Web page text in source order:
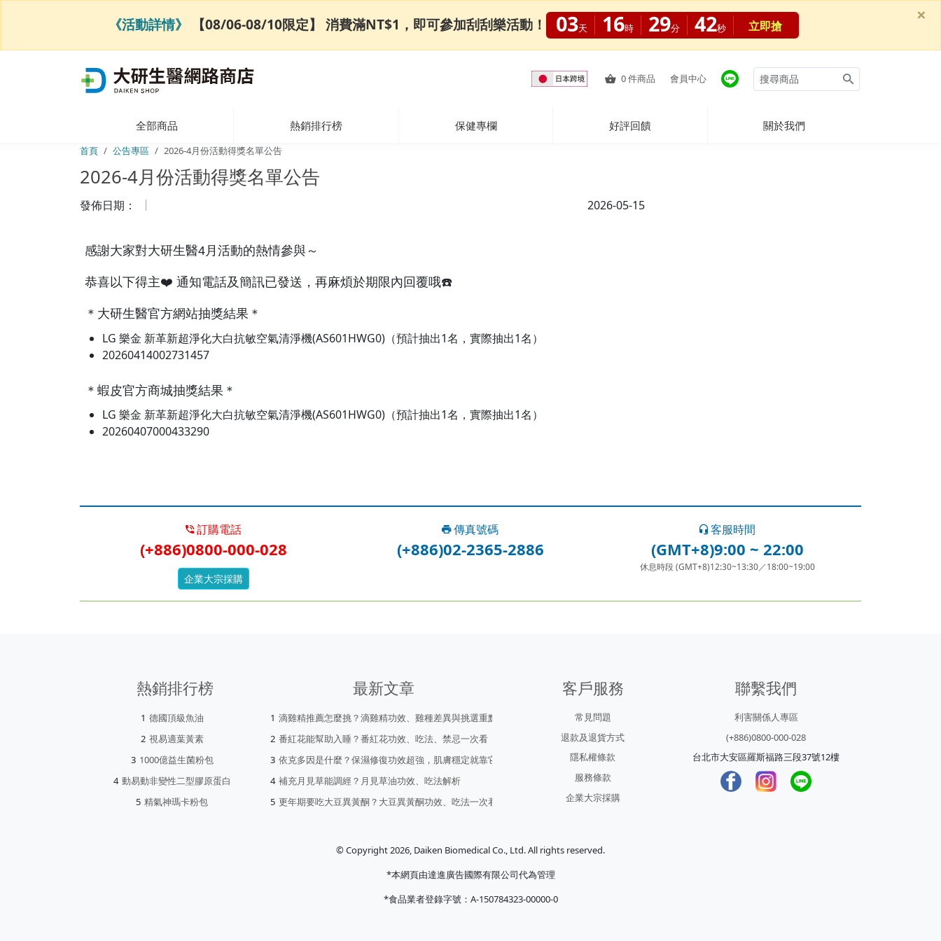
0件商品 會員中心
全部商品 熱銷排行榜 保健專欄 好評回饋 關於我們
首頁 公告專區 2026-4月份活動得獎名單公告
2026-4月份活動得獎名單公告
發佈日期： 2026-05-15
感謝大家對大研生醫4月活動的熱情參與～
恭喜以下得主❤️ 通知電話及簡訊已發送，再麻煩於期限內回覆哦☎️
＊大研生醫官方網站抽獎結果＊
LG 樂金 新革新超淨化大白抗敏空氣清淨機(AS601HWG0)（預計抽出1名，實際抽出1名）
20260414002731457
＊蝦皮官方商城抽獎結果＊
LG 樂金 新革新超淨化大白抗敏空氣清淨機(AS601HWG0)（預計抽出1名，實際抽出1名）
20260407000433290
訂購電話
(+886)0800-000-028
企業大宗採購
傳真號碼
(+886)02-2365-2886
客服時間
(GMT+8)9:00 ~ 22:00
休息時段 (GMT+8)12:30~13:30／18:00~19:00
熱銷排行榜
德國頂級魚油
視易適葉黃素
1000億益生菌粉包
動易動非變性二型膠原蛋白
精氣神瑪卡粉包
最新文章
滴雞精推薦怎麼挑？滴雞精功效、雞種差異與挑選重點
番紅花能幫助入睡？番紅花功效、吃法、禁忌一次看
依克多因是什麼？保濕修復功效超強，肌膚穩定就靠它！
補充月見草能調經？月見草油功效、吃法解析
更年期要吃大豆異黃酮？大豆異黃酮功效、吃法一次看
客戶服務
常見問題
退款及退貨方式
隱私權條款
服務條款
企業大宗採購
聯繫我們
利害關係人專區
(+886)0800-000-028
台北市大安區羅斯福路三段37號12樓
© Copyright 2026, Daiken Biomedical Co., Ltd. All rights reserved.
*本網頁由達進廣告國際有限公司代為管理
*食品業者登錄字號：A-150784323-00000-0
《活動詳情》 【08/06-08/10限定】 消費滿NT$1，即可參加刮刮樂活動！ 03天 16時 29分 42秒 立即搶
×